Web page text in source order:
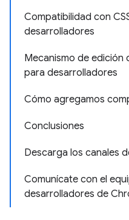
Compatibilidad con
desarrolladores
Mecanismo de edición
para desarrolladores
Cómo agregamos
Conclusiones
Descarga los canales
Comunícate con el
desarrolladores de